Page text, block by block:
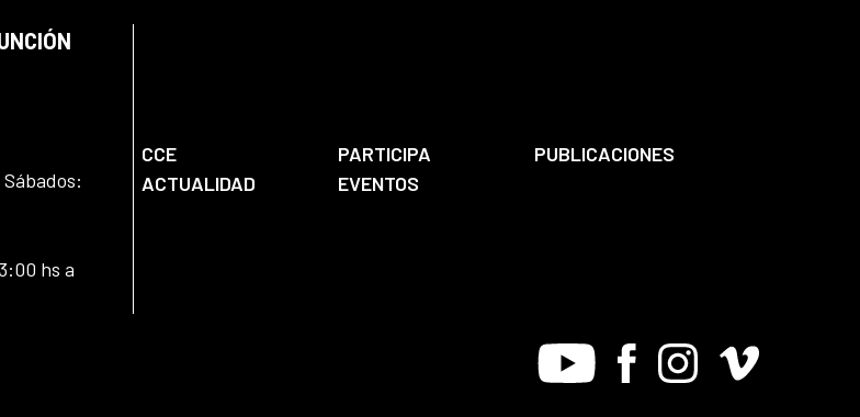
hs a
CCE PARTICIPA
PUBLICACIONES
ACTUALIDAD
EVENTOS
Youtube FacebookInstagram
Vimeo